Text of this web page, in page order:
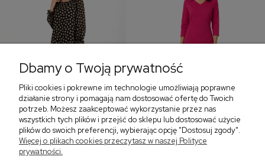
Sukienka z falbaną i
bufiastym rękawem w
Sukienka z dekoltem w
‹
Dbamy o Twoją prywatność
Pliki cookies i pokrewne im technologie umożliwiają poprawne
działanie strony i pomagają nam dostosować ofertę do Twoich
potrzeb. Możesz zaakceptować wykorzystanie przez nas
wszystkich tych plików i przejść do sklepu lub dostosować użycie
plików do swoich preferencji, wybierając opcję "Dostosuj zgody".
Więcej o plikach cookies przeczytasz w naszej Polityce
prywatności.